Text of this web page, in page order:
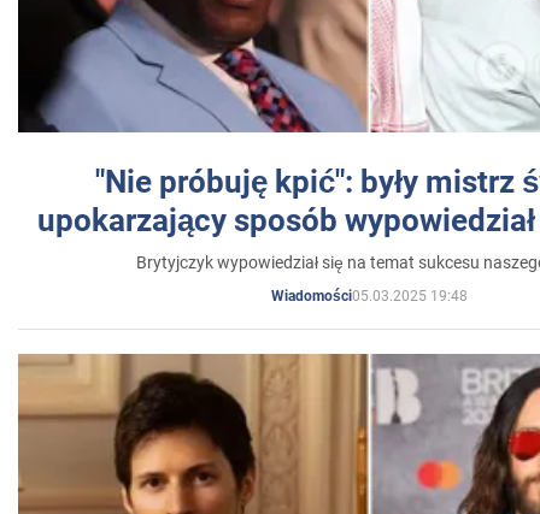
"Nie próbuję kpić": były mistrz
upokarzający sposób
Brytyjczyk wypowiedział się na temat sukcesu
Wiadomości05.03.2025 19:48